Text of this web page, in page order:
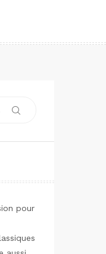
Rechercher
pour